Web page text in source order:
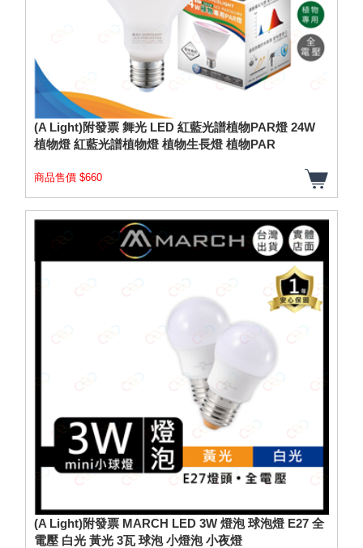
(A Light)附發票 舞光 LED 紅藍光譜植物PAR燈 24W
植物燈 紅藍光譜植物燈 植物生長燈 植物PAR
商品售價 $660
(A Light)附發票 MARCH LED 3W 燈泡 球泡燈 E27 全
電壓 白光 黃光 3瓦 球泡 小燈泡 小夜燈